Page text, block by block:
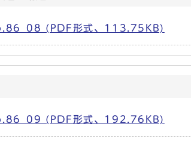
(PDF形式、113.75KB)
(PDF形式、192.76KB)